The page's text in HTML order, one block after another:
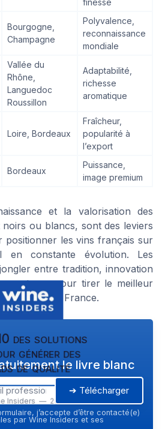
finesse
Bourgogne,
Champagne
Polyvalence,
reconnaissance
mondiale
Vallée du
Rhône,
Languedoc
Roussillon
Adaptabilité,
richesse
aromatique
Loire, Bordeaux
Fraîcheur,
popularité à
l’export
Bordeaux
Puissance,
image premium
et la valorisation des
noirs ou blancs, sont des leviers
positionner les vins français sur
en constante évolution. Les
entre tradition, innovation
pour tirer le meilleur
cépages de France.
des solutions
générer des
de qualité
Insiders — 2026
le livre blanc
➔ Télécharger
j’accepte d’être contacté(e)
par Wine Insiders et ses